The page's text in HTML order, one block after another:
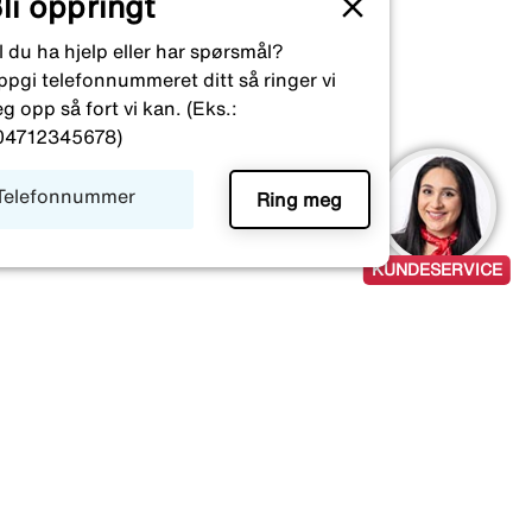
oppringt clear
du ha hjelp eller har spørsmål?
telefonnummeret ditt så ringer vi
opp så fort vi kan. (Eks.:
KUNDESERVICE